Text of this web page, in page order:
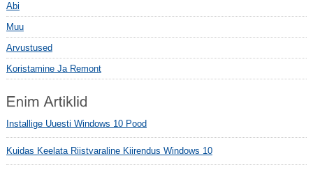
Abi
Muu
Arvustused
Koristamine Ja Remont
Installige Uuesti Windows 10 Pood
Kuidas Keelata Riistvaraline Kiirendus Windows 10